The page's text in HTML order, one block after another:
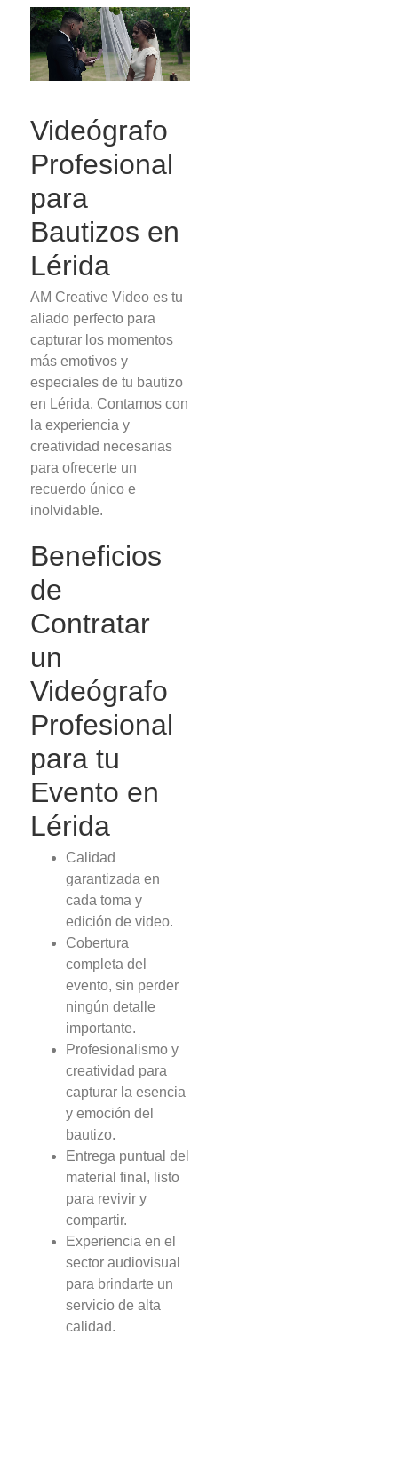
Videógrafo
Profesional
para
Bautizos en
Lérida
AM Creative Video es tu
aliado perfecto para
capturar los momentos
más emotivos y
especiales de tu bautizo
en Lérida. Contamos con
la experiencia y
creatividad necesarias
para ofrecerte un
recuerdo único e
inolvidable.
Beneficios
de
Contratar
un
Videógrafo
Profesional
para tu
Evento en
Lérida
Calidad
garantizada en
cada toma y
edición de video.
Cobertura
completa del
evento, sin perder
ningún detalle
importante.
Profesionalismo y
creatividad para
capturar la esencia
y emoción del
bautizo.
Entrega puntual del
material final, listo
para revivir y
compartir.
Experiencia en el
sector audiovisual
para brindarte un
servicio de alta
calidad.